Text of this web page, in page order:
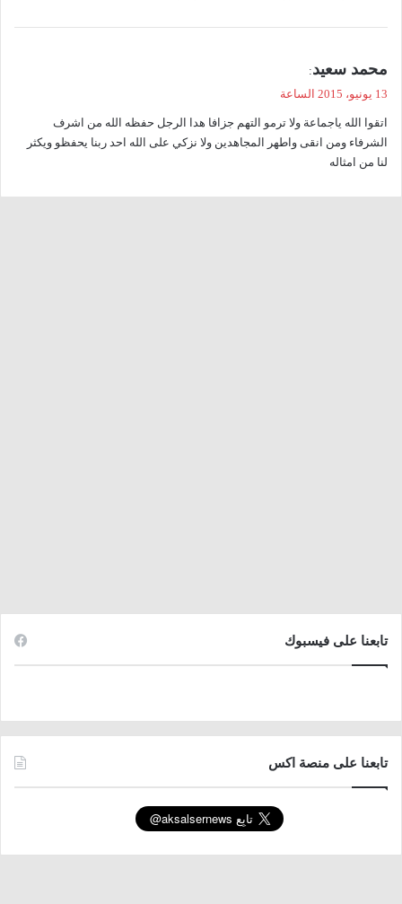
ل
محمد سعيد:
13 يونيو، 2015 الساعة
اتقوا الله ياجماعة ولا ترمو التهم جزافا هدا الرجل حفظه الله من اشرف
الشرفاء ومن انقی واطهر المجاهدين ولا نزكي علی الله احد ربنا يحفظو ويكثر
لنا من امثاله
تابعنا على فيسبوك
تابعنا على منصة اكس